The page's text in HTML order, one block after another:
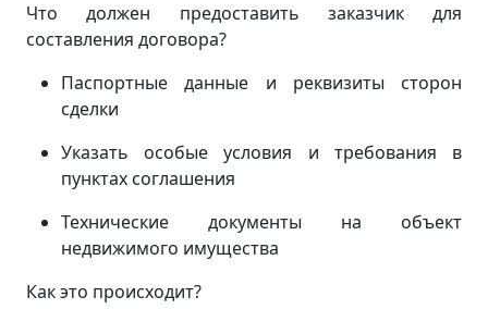
Что должен предоставить заказчик для
составления договора?
Паспортные данные и реквизиты сторон
сделки
Указать особые условия и требования в
пунктах соглашения
Технические документы на объект
недвижимого имущества
Как это происходит?